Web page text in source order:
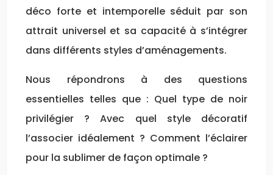
déco forte et intemporelle séduit par son
attrait universel et sa capacité à s’intégrer
dans différents styles d’aménagements.
Nous répondrons à des questions
essentielles telles que : Quel type de noir
privilégier ? Avec quel style décoratif
l’associer idéalement ? Comment l’éclairer
pour la sublimer de façon optimale ?